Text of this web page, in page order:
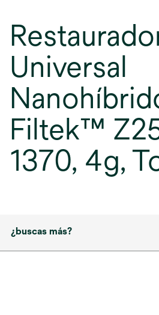
Universal
Filtek™
1370, 4g,
¿buscas más?